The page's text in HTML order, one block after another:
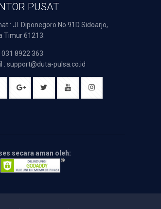
PUSAT
: Jl. Diponegoro No.91D Sidoarjo,
Timur 61213.
031 8922 363
: support@duta-pulsa.co.id
secara aman oleh: